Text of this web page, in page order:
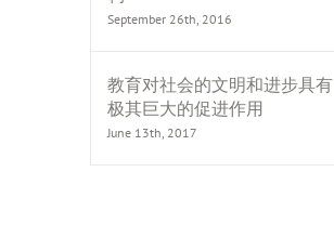
September 26th, 2016
教育对社会的文明和进步具有
极其巨大的促进作用
June 13th, 2017